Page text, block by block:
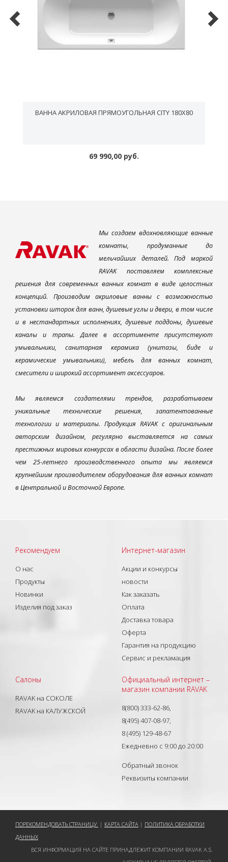
ВАННА АКРИЛОВАЯ ПРЯМОУГОЛЬНАЯ CITY 180Х80
69 990,00 руб.
Мы создаем вдохновляющие ванные
комнаты, продуманные до
мельчайших деталей. Под маркой
RAVAK поставляем комплексные
решения для современных ванных комнат в виде целостных
концепций. Производим акриловые ванны с возможностью
установки шторок для ванн, душевые углы и двери, в том числе
и в нестандартных исполнениях, душевые поддоны, душевые
каналы и трапы. Далее в ассортименте присутствуют
умывальники, санитарная керамика (унитазы, биде и
керамические умывальники), мебель для ванных комнат,
смесители и широкий ассортимент аксессуаров.
Мы являемся создателями трендов, разрабатываем
уникальные технические решения, запатентованные
технологии и материалы. Продукция RAVAK с оригинальным
авторским дизайном, регулярно выставляется на самых
престижных мировых конкурсах в области дизайна. После более
чем 25-летнего производственного опыта мы являемся
крупнейшим производителем оборудования для ванных комнат
в Центральной и Восточной Европе.
Рекомендуем
О нас
Продукты
Новинки
Изделия под заказ
Интернет-магазин
Акции и конкурсы
новости
Как заказать
Оплата
Доставка товара
Оферта
Гарантия на продукцию
Сервис и рекламация
Салоны
RAVAK на СОКОЛЕ
RAVAK на КАЛУЖСКОЙ
Официальный интернет –
магазин компании RAVAK
8(800) 333-62-86,
8(495) 407-08-97,
8 (495) 129-48-67
Ежедневно с 9:00 до 20:00
Обратный звонок
Реквизиты компании
ПОРЕКОМЕНДОВАТЬ СТРАНИЦУ | КАРТА САЙТА | ПОЛИТИКА ОБРАБОТКИ
ДАННЫХ
ВСЯ ИНФОРМАЦИЯ НА САЙТЕ ПРИНАДЛЕЖИТ КОМПАНИИ RAVAK A.S.